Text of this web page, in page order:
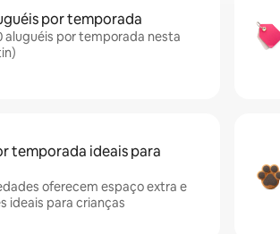
por temporada
aluguéis por temporada nesta
temporada ideais para
oferecem espaço extra e
ideais para crianças